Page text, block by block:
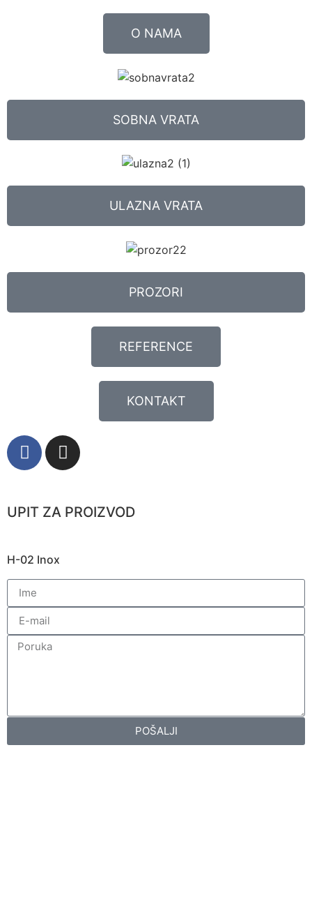
O NAMA
SOBNA VRATA
ULAZNA VRATA
PROZORI
REFERENCE
KONTAKT
UPIT ZA PROIZVOD
H-02 Inox
POŠALJI